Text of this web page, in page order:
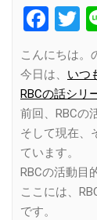
こんにちは。
今日は、 いつ
RBCの話シリ
前回、RBCの
そして現在、
ています。
RBCの活動目
ここには、
です。